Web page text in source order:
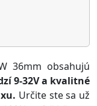
36mm obsahujú
9-32V a kvalitné
Určite ste sa už